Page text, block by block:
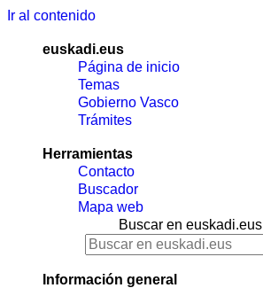
Ir al contenido
euskadi.eus
Página de inicio
Temas
Gobierno Vasco
Trámites
Herramientas
Contacto
Buscador
Mapa web
Buscar en euskadi.eus
Información general